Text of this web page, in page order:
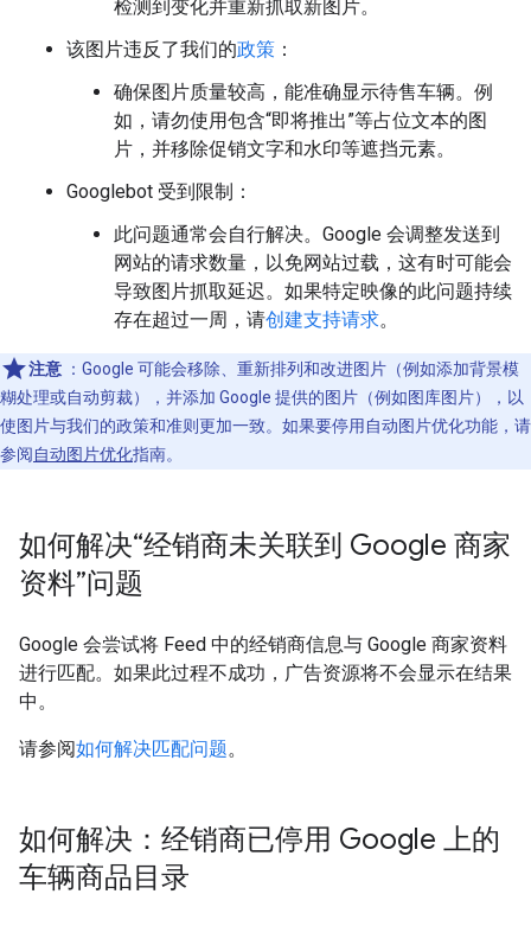
检测到变化并重新抓取新图片。
该图片违反了我们的政策 ：
确保图片质量较高，能准确显示待售车辆。例
如，请勿使用包含“即将推出”等占位文本的图
片，并移除促销文字和水印等遮挡元素。
Googlebot 受到限制：
此问题通常会自行解决。Google 会调整发送到
网站的请求数量，以免网站过载，这有时可能会
导致图片抓取延迟。如果特定映像的此问题持续
存在超过一周，请创建支持请求。
注意 ：Google 可能会移除、重新排列和改进图片（例如添加背景模
糊处理或自动剪裁），并添加 Google 提供的图片（例如图库图片），以
使图片与我们的政策和准则更加一致。如果要停用自动图片优化功能，请
参阅自动图片优化指南。
如何解决“经销商未关联到 Google 商家
资料”问题
Google 会尝试将 Feed 中的经销商信息与 Google 商家资料
进行匹配。如果此过程不成功，广告资源将不会显示在结果
中。
请参阅如何解决匹配问题。
如何解决：经销商已停用 Google 上的
车辆商品目录